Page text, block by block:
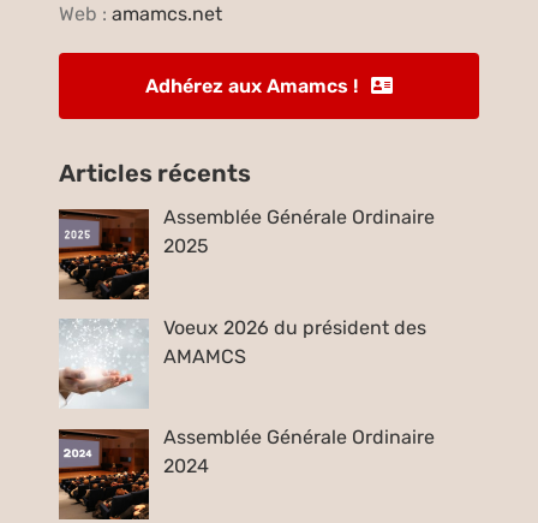
Web :amamcs.net
Adhérez aux Amamcs !
Articles récents
Assemblée Générale Ordinaire
2025
Voeux 2026 du président des
AMAMCS
Assemblée Générale Ordinaire
2024